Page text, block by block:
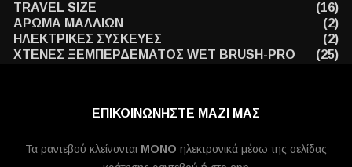
TRAVEL SIZE
(16)
ΑΡΩΜΑ ΜΑΛΛΙΩΝ
(2)
ΗΛΕΚΤΡΙΚΕΣ ΣΥΣΚΕΥΕΣ
(2)
ΧΤΕΝΕΣ ΞΕΜΠΕΡΔΕΜΑΤΟΣ WET BRUSH-PRO
(25)
ΕΠΙΚΟΙΝΩΝΗΣΤΕ ΜΑΖΙ ΜΑΣ
Τα ραντεβού κλείνονται MONO ηλεκτρονικά μέσω της σελίδας